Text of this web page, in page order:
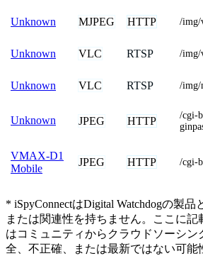
Unknown MJPEG HTTP /img/
Unknown VLC RTSP /img/
Unknown VLC RTSP /img/
Unknown JPEG HTTP
/cgi-
VMAX-D1
Mobile
JPEG HTTP /cgi-
* iSpyConnectはDigital Watchdogの製品
または関連性を持ちません。ここに記
はコミュニティからクラウドソーシン
全、不正確、または最新ではない可能